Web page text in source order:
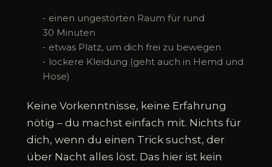
- einen ungestörten Raum für rund
30 Minuten
- etwas Platz, um dich frei zu bewegen
- lockere Kleidung (geht auch in Hemd und
Hose)
Keine Vorkenntnisse, keine Erfahrung
nötig – du machst einfach mit. Nichts für
dich, wenn du einen Trick suchst, der
über Nacht alles löst. Das hier ist kein